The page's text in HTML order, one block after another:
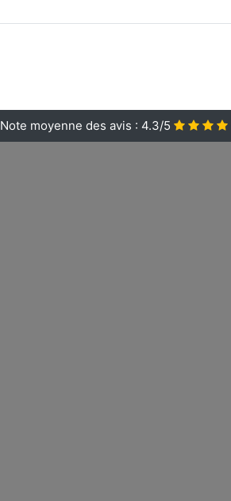
Note moyenne des avis : 4.3/5